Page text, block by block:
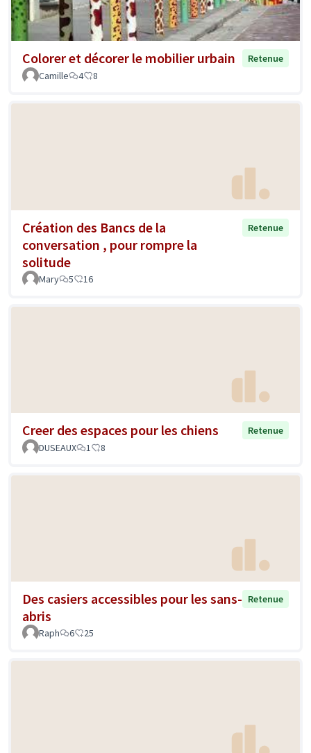
Colorer et décorer le mobilier urbain
Retenue
Camille
4 8
Création des Bancs de la
conversation , pour rompre la
solitude
Retenue
Mary 5 16
Creer des espaces pour les chiens
Retenue
DUSEAUX
1 8
Des casiers accessibles pour les sans-
abris
Retenue
Raph 6 25